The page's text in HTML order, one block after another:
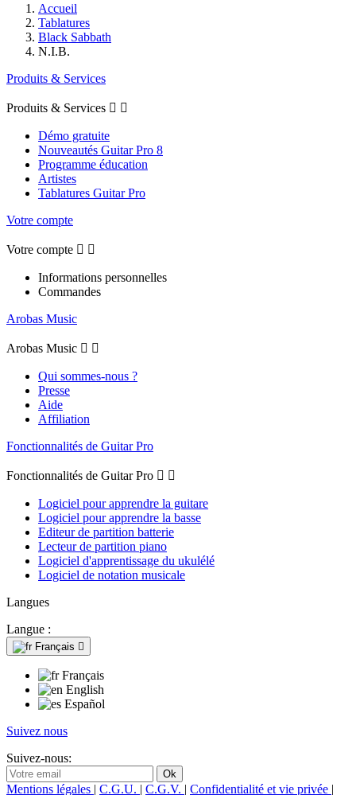
Accueil
Tablatures
Black Sabbath
N.I.B.
Produits & Services
Produits & Services  
Démo gratuite
Nouveautés Guitar Pro 8
Programme éducation
Artistes
Tablatures Guitar Pro
Votre compte
Votre compte  
Informations personnelles
Commandes
Arobas Music
Arobas Music  
Qui sommes-nous ?
Presse
Aide
Affiliation
Fonctionnalités de Guitar Pro
Fonctionnalités de Guitar Pro  
Logiciel pour apprendre la guitare
Logiciel pour apprendre la basse
Editeur de partition batterie
Lecteur de partition piano
Logiciel d'apprentissage du ukulélé
Logiciel de notation musicale
Langues
Langue :
Français 
Français
English
Español
Suivez nous
Suivez-nous:
Mentions légales | C.G.U. | C.G.V. | Confidentialité et vie privée |